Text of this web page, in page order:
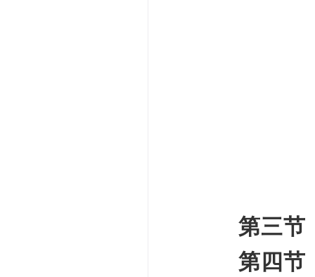
第三节
第四节